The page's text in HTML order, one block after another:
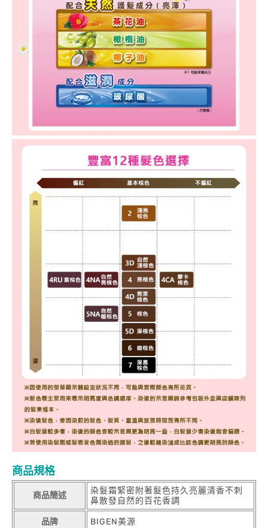
商品規格
商品簡述
染髮霜緊密附著髮色持久亮麗清香不刺
鼻散發自然的百花香調
品牌 BIGEN美源